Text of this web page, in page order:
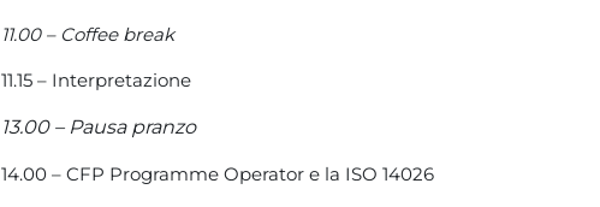
11.00 – Coffee break
11.15 – Interpretazione
13.00 – Pausa pranzo
14.00 – CFP Programme Operator e la ISO 14026